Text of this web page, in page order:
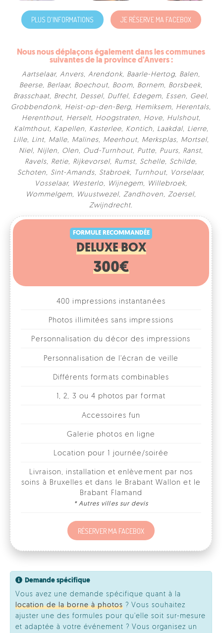
PLUS D'INFORMATIONS JE RÉSERVE MA FACEBOX
Nous nous déplaçons également dans les communes
suivantes de la province d'Anvers :
Aartselaar, Anvers, Arendonk, Baarle-Hertog, Balen,
Beerse, Berlaar, Boechout, Boom, Bornem, Borsbeek,
Brasschaat, Brecht, Dessel, Duffel, Edegem, Essen, Geel,
Grobbendonk, Heist-op-den-Berg, Hemiksem, Herentals,
Herenthout, Herselt, Hoogstraten, Hove, Hulshout,
Kalmthout, Kapellen, Kasterlee, Kontich, Laakdal, Lierre,
Lille, Lint, Malle, Malines, Meerhout, Merksplas, Mortsel,
Niel, Nijlen, Olen, Oud-Turnhout, Putte, Puurs, Ranst,
Ravels, Retie, Rijkevorsel, Rumst, Schelle, Schilde,
Schoten, Sint-Amands, Stabroek, Turnhout, Vorselaar,
Vosselaar, Westerlo, Wijnegem, Willebroek,
Wommelgem, Wuustwezel, Zandhoven, Zoersel,
Zwijndrecht.
DELUXE BOX
300€
400 impressions instantanées
Personnalisation du décor des impressions
Personnalisation de l'écran de veille
Différents formats combinables
1, 2, 3 ou 4 photos par format
Accessoires fun
soins à Bruxelles et dans le Brabant Wallon et le
* Autres villes sur devis
RÉSERVER MA FACEBOX
Demande spécifique
Vous avez une demande spécifique quant à la
location de la borne à photos ? Vous souhaitez
ajuster une des formules pour qu'elle soit sur-mesure
et adaptée à votre événement ? Vous organisez un